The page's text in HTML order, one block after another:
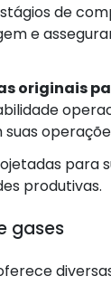
de
e
originais
para
produtivas.
gases